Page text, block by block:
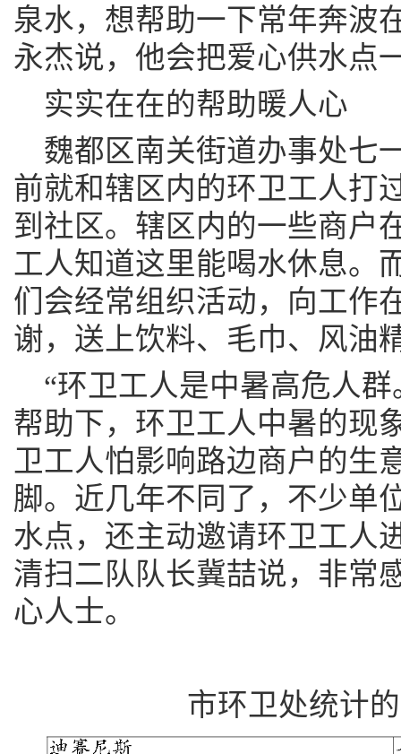
泉水，想帮助一下常年奔波
永杰说，他会把爱心供水点
实实在在的帮助暖人心
魏都区南关街道办事处七
前就和辖区内的环卫工人打
到社区。辖区内的一些商户
工人知道这里能喝水休息。
们会经常组织活动，向工作
谢，送上饮料、毛巾、风油
“环卫工人是中暑高危人
帮助下，环卫工人中暑的现
卫工人怕影响路边商户的生
脚。近几年不同了，不少单
水点，还主动邀请环卫工人
清扫二队队长冀喆说，非常
心人士。
市环卫处统计